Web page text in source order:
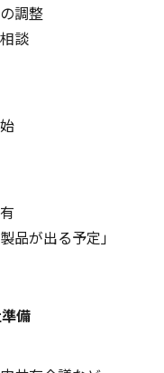
調整
談
品が出る予定」
備